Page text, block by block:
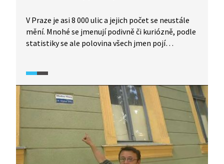
V Praze je asi 8 000 ulic a jejich počet se neustále
mění. Mnohé se jmenují podivně či kuriózně, podle
statistiky se ale polovina všech jmen pojí